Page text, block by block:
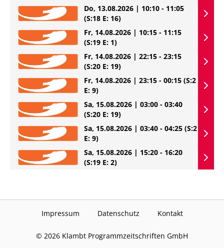
Do, 13.08.2026 | 10:10 - 11:05
(S:18 E: 16)
Fr, 14.08.2026 | 10:15 - 11:15
(S:19 E: 1)
Fr, 14.08.2026 | 22:15 - 23:15
(S:20 E: 19)
Fr, 14.08.2026 | 23:15 - 00:15 (S:2
E: 9)
Sa, 15.08.2026 | 03:00 - 03:40
(S:20 E: 19)
Sa, 15.08.2026 | 03:40 - 04:25 (S:2
E: 9)
Sa, 15.08.2026 | 15:20 - 16:20
(S:19 E: 2)
Impressum Datenschutz Kontakt
© 2026 Klambt Programmzeitschriften GmbH